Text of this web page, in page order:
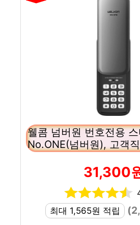
웰콤 넘버원 번호전용
No.ONE(넘버원), 고객
31,300
최대 1,565원 적립